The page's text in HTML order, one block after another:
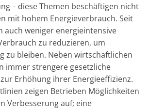
– diese Themen beschäftigen nicht
mit hohem Energieverbrauch. Seit
auch weniger energieintensive
zu reduzieren, um
zu bleiben. Neben wirtschaftlichen
immer strengere gesetzliche
Erhöhung ihrer Energieeffizienz.
zeigen Betrieben Möglichkeiten
Verbesserung auf; eine